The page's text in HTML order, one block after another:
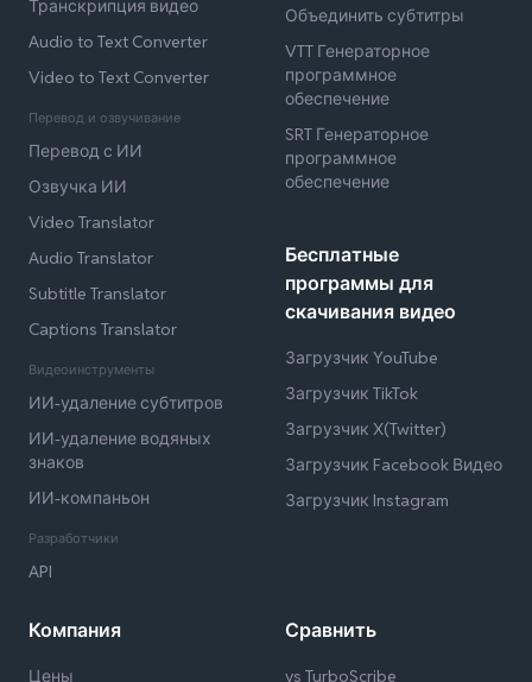
Транскрипция видео
Audio to Text Converter
Video to Text Converter
Перевод и озвучивание
Перевод с ИИ
Озвучка ИИ
Video Translator
Audio Translator
Subtitle Translator
Captions Translator
Видеоинструменты
ИИ-удаление субтитров
ИИ-удаление водяных
знаков
ИИ-компаньон
Разработчики
API
Объединить субтитры
VTT Генераторное
программное
обеспечение
SRT Генераторное
программное
обеспечение
Бесплатные
программы для
скачивания видео
Загрузчик YouTube
Загрузчик TikTok
Загрузчик X(Twitter)
Загрузчик Facebook Видео
Загрузчик Instagram
Компания
Цены
Сравнить
vs TurboScribe